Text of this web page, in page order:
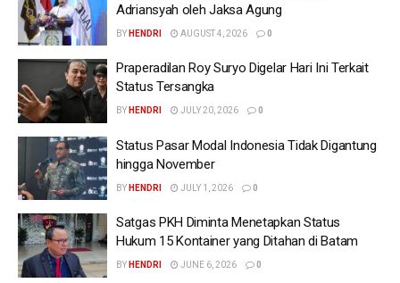
Adriansyah oleh Jaksa Agung
BY HENDRI AUGUST 4, 2026 0
Praperadilan Roy Suryo Digelar Hari Ini Terkait
Status Tersangka
BY HENDRI JULY 20, 2026 0
Status Pasar Modal Indonesia Tidak Digantung
hingga November
BY HENDRI JULY 1, 2026 0
Satgas PKH Diminta Menetapkan Status
Hukum 15 Kontainer yang Ditahan di Batam
BY HENDRI JUNE 6, 2026 0